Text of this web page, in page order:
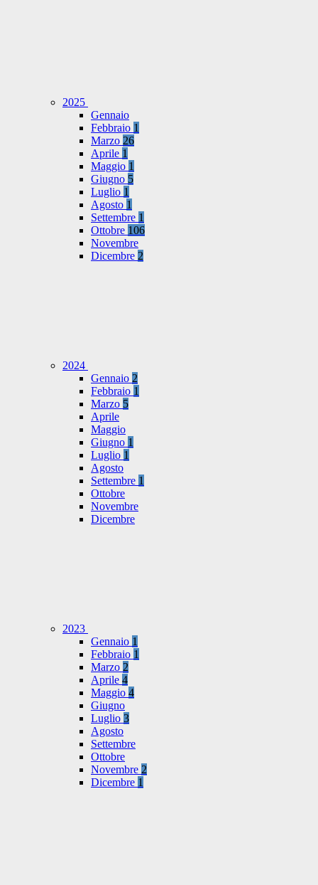
2025
Gennaio
Febbraio 1
Marzo 26
Aprile 1
Maggio 1
Giugno 5
Luglio 1
Agosto 1
Settembre 1
Ottobre 106
Novembre
Dicembre 2
2024
Gennaio 2
Febbraio 1
Marzo 5
Aprile
Maggio
Giugno 1
Luglio 1
Agosto
Settembre 1
Ottobre
Novembre
Dicembre
2023
Gennaio 1
Febbraio 1
Marzo 2
Aprile 4
Maggio 4
Giugno
Luglio 3
Agosto
Settembre
Ottobre
Novembre 2
Dicembre 1